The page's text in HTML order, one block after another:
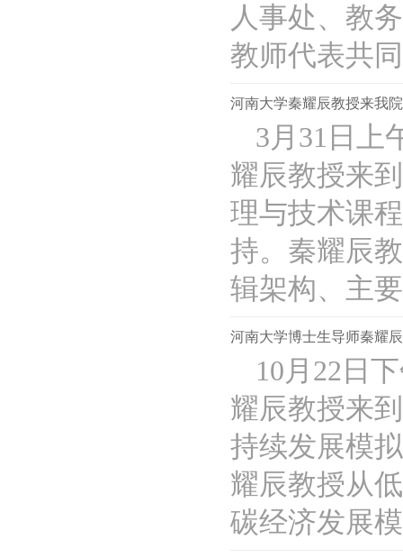
人事处、教
教师代表共
河南大学秦耀辰教授来我
3月31日上
耀辰教授来
理与技术课
持。秦耀辰
辑架构、主
河南大学博士生导师秦耀
10月22日
耀辰教授来
持续发展模
耀辰教授从
碳经济发展